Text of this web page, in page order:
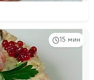
15 мин